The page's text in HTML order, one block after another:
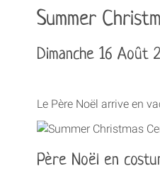
Summer
Dimanche 16 Août
Le Père Noël arrive en
Père Noël en